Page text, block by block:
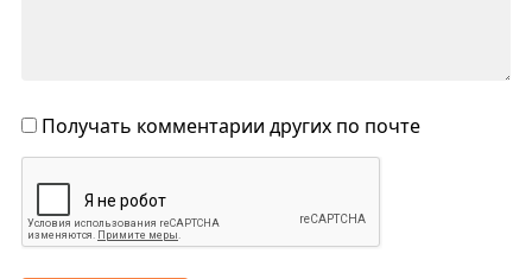
Получать комментарии других по почте